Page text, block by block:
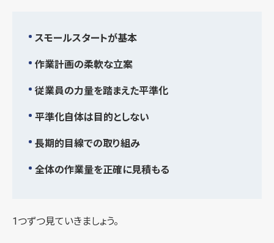
スモールスタートが基本
作業計画の柔軟な立案
従業員の力量を踏まえた平準化
平準化自体は目的としない
長期的目線での取り組み
全体の作業量を正確に見積もる
1つずつ見ていきましょう。